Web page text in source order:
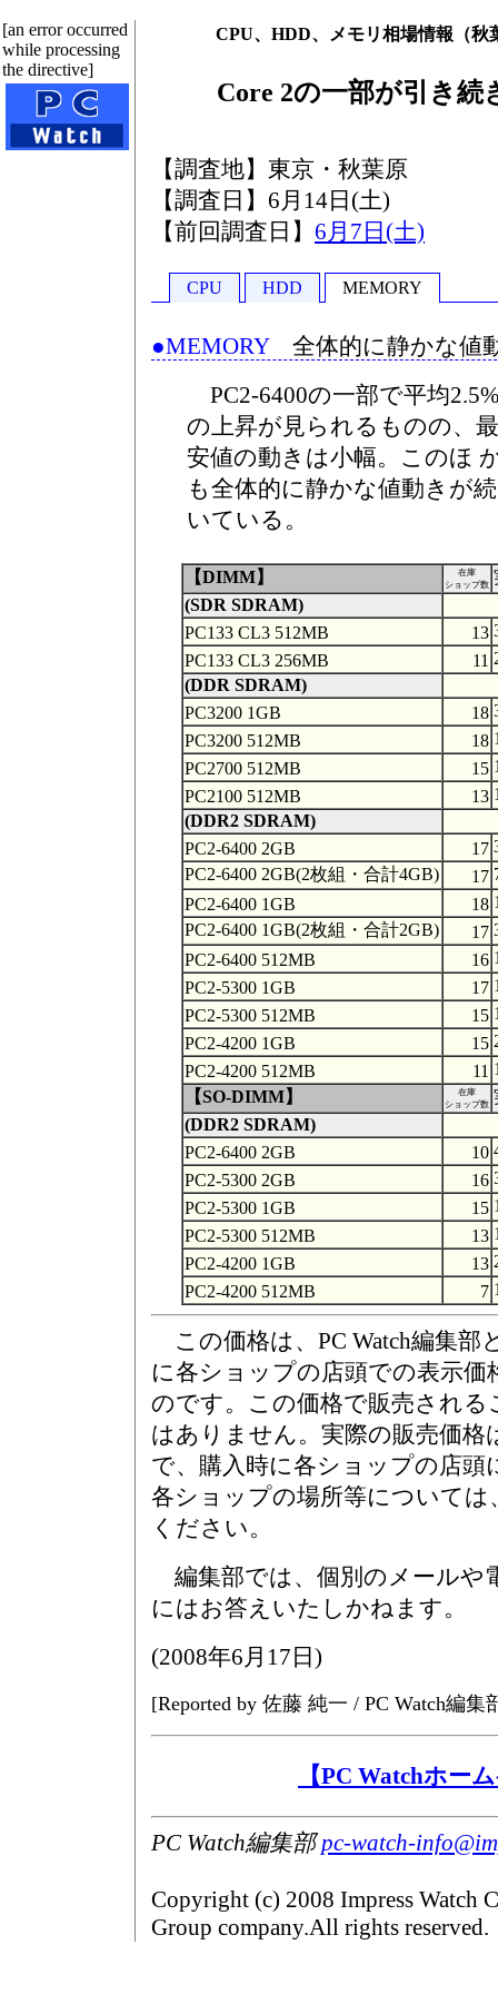
[an error occurred
while processing
the directive]
CPU、HDD、メモリ相場情報（秋
Core 2の一部が引き続
【調査地】東京・秋葉原
【調査日】6月14日(土)
【前回調査日】 6月7日(土)
CPU HDD MEMORY
●MEMORY全体的に静かな値
PC2-6400の一部で平均
の上昇が見られるものの、最
安値の動きは小幅。このほ
も全体的に静かな値動きが続
いている。
【DIMM】
在庫
ショップ数
(SDR SDRAM)
PC133 CL3 512MB
13
PC133 CL3 256MB
11
(DDR SDRAM)
PC3200 1GB
18
PC3200 512MB
18
PC2700 512MB
15
PC2100 512MB
13
(DDR2 SDRAM)
PC2-6400 2GB
17
PC2-6400 2GB(2枚組・合計4GB)
17
PC2-6400 1GB
18
PC2-6400 1GB(2枚組・合計2GB)
17
PC2-6400 512MB
16
PC2-5300 1GB
17
PC2-5300 512MB
15
PC2-4200 1GB
15
PC2-4200 512MB
11
【SO-DIMM】
在庫
ショップ数
(DDR2 SDRAM)
PC2-6400 2GB
10
PC2-5300 2GB
16
PC2-5300 1GB
15
PC2-5300 512MB
13
PC2-4200 1GB
13
PC2-4200 512MB
7
この価格は、PC Watch編集部
に各ショップの店頭での表示価
のです。この価格で販売され
はありません。実際の販売価格
で、購入時に各ショップの店頭
各ショップの場所等について
ください。
編集部では、個別のメールや
にはお答えいたしかねます。
(2008年6月17日 )
[Reported by 佐藤 純一 / PC Watch編集
【PC Watchホー
PC Watch編集部pc-watch-
Copyright (c) 2008 Impress Watch
Group company.All rights reserved.